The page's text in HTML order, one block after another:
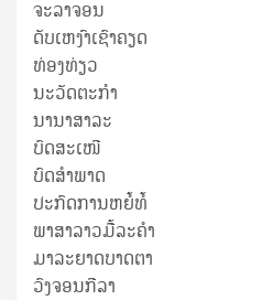
ຈະລາຈອນ
ດັບເຫງົາເຊົາຄຽດ
ທ່ອງທ່ຽວ
ນະວັດຕະກໍາ
ນານາສາລະ
ບົດສະເໜີ
ບົດສໍາພາດ
ປະກົດການຫຍໍ້ທໍ້
ພາສາລາວມື້ລະຄຳ
ມາລະຍາດບາດຕາ
ວົງຈອນກີລາ